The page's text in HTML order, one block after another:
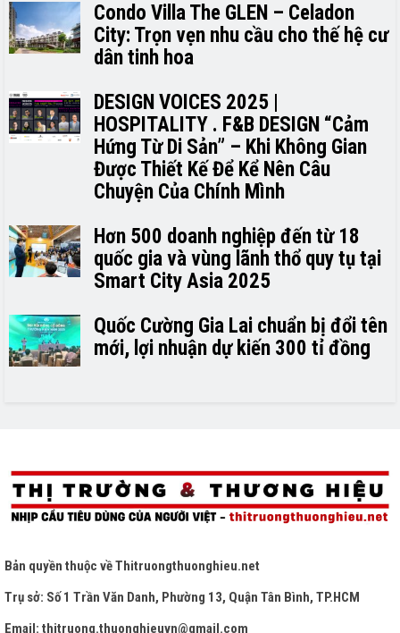
Condo Villa The GLEN – Celadon
City: Trọn vẹn nhu cầu cho thế hệ cư
dân tinh hoa
DESIGN VOICES 2025 |
HOSPITALITY . F&B DESIGN “Cảm
Hứng Từ Di Sản” – Khi Không Gian
Được Thiết Kế Để Kể Nên Câu
Chuyện Của Chính Mình
Hơn 500 doanh nghiệp đến từ 18
quốc gia và vùng lãnh thổ quy tụ tại
Smart City Asia 2025
Quốc Cường Gia Lai chuẩn bị đổi tên
mới, lợi nhuận dự kiến 300 tỉ đồng
Bản quyền thuộc vềThitruongthuonghieu.net
Trụ sở: Số 1 Trần Văn Danh, Phường 13, Quận Tân Bình, TP.HCM
Email: thitruong.thuonghieuvn@gmail.com